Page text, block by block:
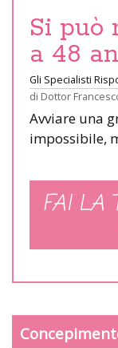
Si può
a 48
Gli Specialisti
di Dottor
Avviare una
impossibile,
FAI LA